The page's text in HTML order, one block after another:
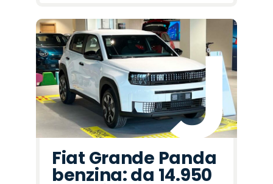
Fiat Grande Panda
benzina: da 14.950